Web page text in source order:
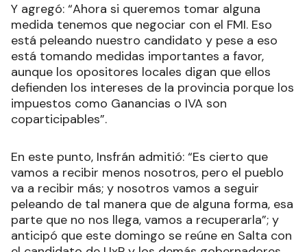
Y agregó: “Ahora si queremos tomar alguna
medida tenemos que negociar con el FMI. Eso
está peleando nuestro candidato y pese a eso
está tomando medidas importantes a favor,
aunque los opositores locales digan que ellos
defienden los intereses de la provincia porque los
impuestos como Ganancias o IVA son
coparticipables”.
En este punto, Insfrán admitió: “Es cierto que
vamos a recibir menos nosotros, pero el pueblo
va a recibir más; y nosotros vamos a seguir
peleando de tal manera que de alguna forma, esa
parte que no nos llega, vamos a recuperarla”; y
anticipó que este domingo se reúne en Salta con